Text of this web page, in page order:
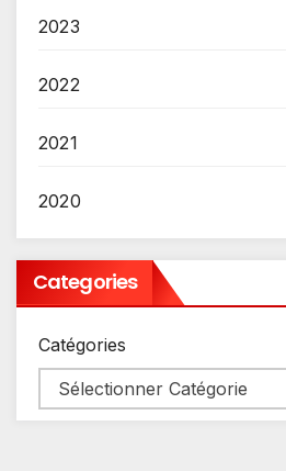
2023
2022
2021
2020
Categories
Catégories